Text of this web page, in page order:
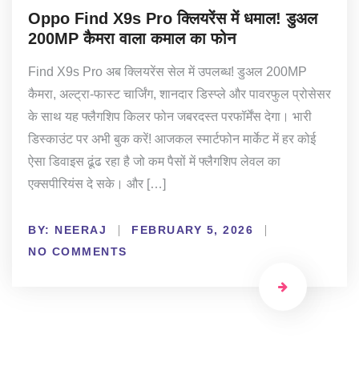
Oppo Find X9s Pro क्लियरेंस में धमाल! डुअल
200MP कैमरा वाला कमाल का फोन
Find X9s Pro अब क्लियरेंस सेल में उपलब्ध! डुअल 200MP
कैमरा, अल्ट्रा-फास्ट चार्जिंग, शानदार डिस्प्ले और पावरफुल प्रोसेसर
के साथ यह फ्लैगशिप किलर फोन जबरदस्त परफॉर्मेंस देगा। भारी
डिस्काउंट पर अभी बुक करें! आजकल स्मार्टफोन मार्केट में हर कोई
ऐसा डिवाइस ढूंढ रहा है जो कम पैसों में फ्लैगशिप लेवल का
एक्सपीरियंस दे सके। और […]
BY: NEERAJ
FEBRUARY 5, 2026
NO COMMENTS